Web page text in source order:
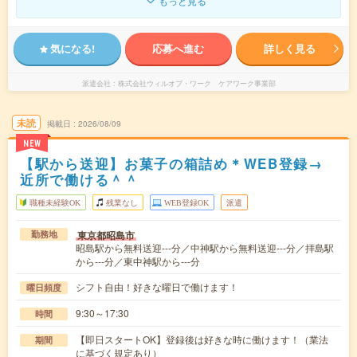
気になる! 応募へ進む 詳しく見る
派遣会社 株式会社ウィルオブ・ワーク ケアワーク事業部
未読
NEW
掲載日 2026/08/09
【駅から送迎】お菓子の箱詰め＊WEB登録→
近所で働ける＾＾
職種未経験OK 残業なし WEB登録OK 派遣
勤務地 東京都昭島市
昭島駅から無料送迎---分／中神駅から無料送迎---分／拝島駅
から---分／東中神駅から---分
曜日頻度 シフト自由！好きな曜日で働けます！
時間 9:30～17:30
期間
【即日スタートOK】登録後は好きな時に働けます！（業法
に基づく規定あり）